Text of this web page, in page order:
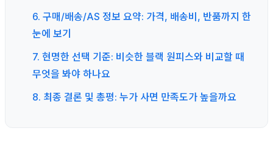
6. 구매/배송/AS 정보 요약: 가격, 배송비, 반품까지 한
눈에 보기
7. 현명한 선택 기준: 비슷한 블랙 원피스와 비교할 때
무엇을 봐야 하나요
8. 최종 결론 및 총평: 누가 사면 만족도가 높을까요